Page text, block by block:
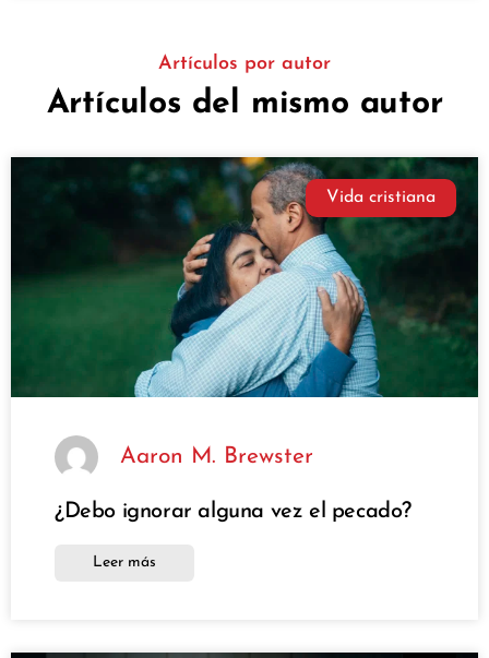
Artículos por autor
Artículos del mismo autor
Vida cristiana
Aaron M. Brewster
¿Debo ignorar alguna vez el pecado?
Leer más